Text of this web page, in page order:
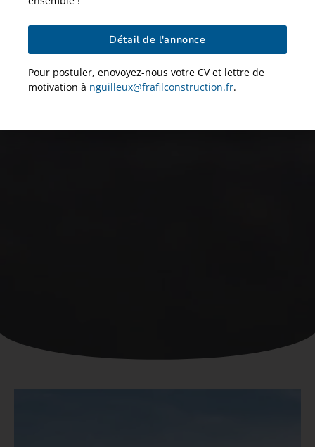
Détail de l'annonce
Pour postuler, enovoyez-nous votre CV et lettre de
motivation à nguilleux@frafilconstruction.fr.